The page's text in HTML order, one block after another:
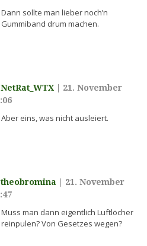
Dann sollte man lieber noch’n
Gummiband drum machen.
NetRat_WTX| 21. November
Aber eins, was nicht ausleiert.
theobromina | 21. November
Muss man dann eigentlich Luftlöcher
reinpulen? Von Gesetzes wegen?